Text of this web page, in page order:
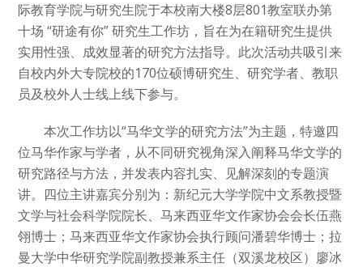
际教育学院与研究生院于本校南大楼8层801教室联办第
十场 “研途有你” 研究生工作坊，旨在为在籍研究生提供
实用性强、成效显著的研究方法指导。此次活动共吸引来
自校内外大专院校的170位硕博研究生、研究学者、教职
员及校外人士线上线下参与。
本次工作坊以“马华文学的研究方法”为主题，特邀四
位马华作家与学者，从不同研究视角深入阐释马华文学的
研究路径与方法，并发表内容扎实、见解深刻的专题演
讲。四位主讲嘉宾分别为：新纪元大学学院中文系教授暨
文学与社会科学院院长、马来西亚华文作家协会会长伍燕
翎博士；马来西亚华文作家协会执行顾问潘碧华博士；拉
曼大学中华研究学院副教授兼系主任（双溪龙校区）廖冰